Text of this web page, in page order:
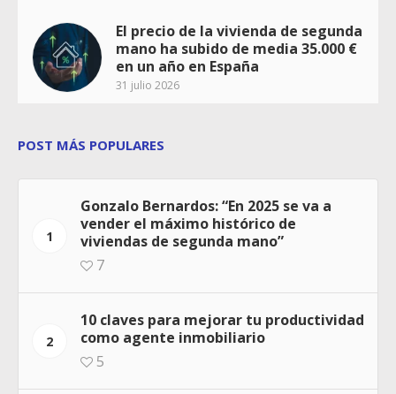
El precio de la vivienda de segunda
mano ha subido de media 35.000 €
en un año en España
31 julio 2026
POST MÁS POPULARES
1
Gonzalo Bernardos: “En 2025 se va a
vender el máximo histórico de
viviendas de segunda mano”
7
2
10 claves para mejorar tu productividad
como agente inmobiliario
5